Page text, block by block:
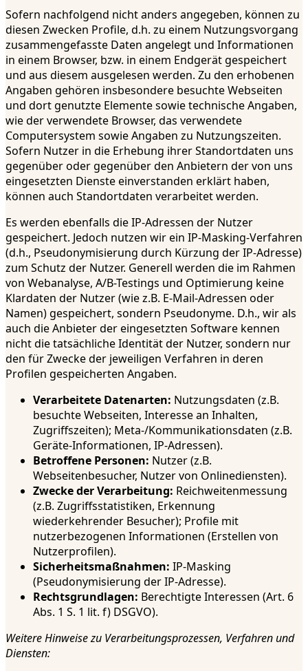
Sofern nachfolgend nicht anders angegeben, können zu
diesen Zwecken Profile, d.h. zu einem Nutzungsvorgang
zusammengefasste Daten angelegt und Informationen
in einem Browser, bzw. in einem Endgerät gespeichert
und aus diesem ausgelesen werden. Zu den erhobenen
Angaben gehören insbesondere besuchte Webseiten
und dort genutzte Elemente sowie technische Angaben,
wie der verwendete Browser, das verwendete
Computersystem sowie Angaben zu Nutzungszeiten.
Sofern Nutzer in die Erhebung ihrer Standortdaten uns
gegenüber oder gegenüber den Anbietern der von uns
eingesetzten Dienste einverstanden erklärt haben,
können auch Standortdaten verarbeitet werden.
Es werden ebenfalls die IP-Adressen der Nutzer
gespeichert. Jedoch nutzen wir ein IP-Masking-Verfahren
(d.h., Pseudonymisierung durch Kürzung der IP-Adresse)
zum Schutz der Nutzer. Generell werden die im Rahmen
von Webanalyse, A/B-Testings und Optimierung keine
Klardaten der Nutzer (wie z.B. E-Mail-Adressen oder
Namen) gespeichert, sondern Pseudonyme. D.h., wir als
auch die Anbieter der eingesetzten Software kennen
nicht die tatsächliche Identität der Nutzer, sondern nur
den für Zwecke der jeweiligen Verfahren in deren
Profilen gespeicherten Angaben.
Verarbeitete Datenarten: Nutzungsdaten (z.B.
besuchte Webseiten, Interesse an Inhalten,
Zugriffszeiten); Meta-/Kommunikationsdaten (z.B.
Geräte-Informationen, IP-Adressen).
Betroffene Personen: Nutzer (z.B.
Webseitenbesucher, Nutzer von Onlinediensten).
Zwecke der Verarbeitung: Reichweitenmessung
(z.B. Zugriffsstatistiken, Erkennung
wiederkehrender Besucher); Profile mit
nutzerbezogenen Informationen (Erstellen von
Nutzerprofilen).
Sicherheitsmaßnahmen: IP-Masking
(Pseudonymisierung der IP-Adresse).
Rechtsgrundlagen: Berechtigte Interessen (Art. 6
Abs. 1 S. 1 lit. f) DSGVO).
Weitere Hinweise zu Verarbeitungsprozessen, Verfahren und
Diensten: